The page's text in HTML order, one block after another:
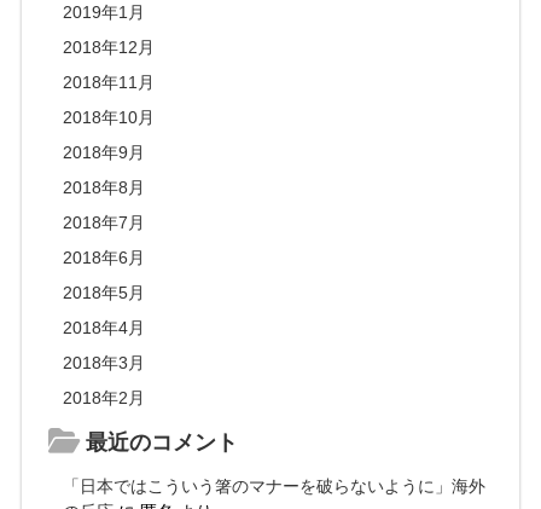
2019年1月
2018年12月
2018年11月
2018年10月
2018年9月
2018年8月
2018年7月
2018年6月
2018年5月
2018年4月
2018年3月
2018年2月
最近のコメント
「日本ではこういう箸のマナーを破らないように」海外